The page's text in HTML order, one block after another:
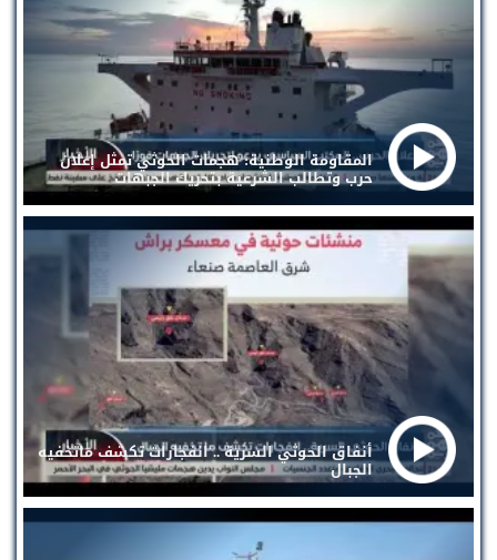
المقاومة الوطنية: هجمات الحوثي تمثل إعلان
حرب وتطالب الشرعية بتحريك الجبهات
أنفاق الحوثي السرية .. انفجارات تكشف ماتخفيه
الجبال